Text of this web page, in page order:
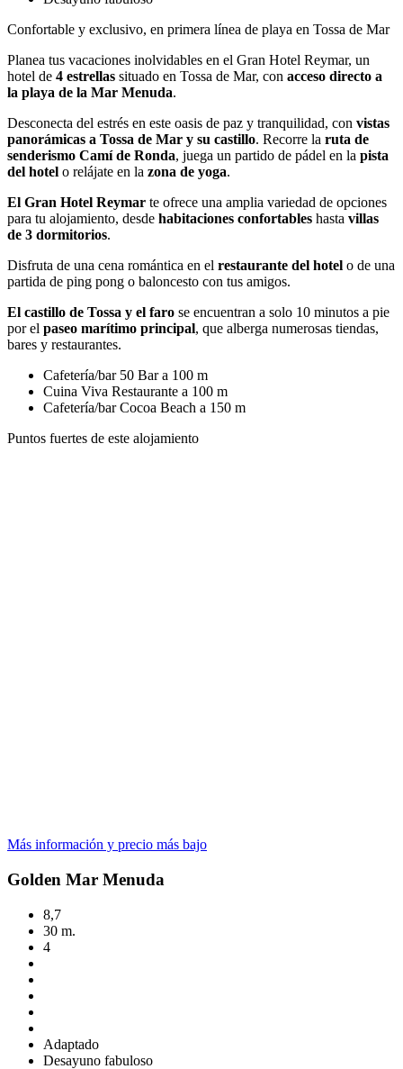
Confortable y exclusivo, en primera línea de playa en Tossa de Mar
Planea tus vacaciones inolvidables en el Gran Hotel Reymar, un
hotel de 4 estrellas situado en Tossa de Mar, con acceso directo a
la playa de la Mar Menuda.
Desconecta del estrés en este oasis de paz y tranquilidad, con vistas
panorámicas a Tossa de Mar y su castillo. Recorre la ruta de
senderismo Camí de Ronda, juega un partido de pádel en la pista
del hotel o relájate en la zona de yoga.
El Gran Hotel Reymar te ofrece una amplia variedad de opciones
para tu alojamiento, desde habitaciones confortables hasta villas
de 3 dormitorios.
Disfruta de una cena romántica en el restaurante del hotel o de una
partida de ping pong o baloncesto con tus amigos.
El castillo de Tossa y el faro se encuentran a solo 10 minutos a pie
por el paseo marítimo principal, que alberga numerosas tiendas,
bares y restaurantes.
Cafetería/bar 50 Bar a 100 m
Cuina Viva Restaurante a 100 m
Cafetería/barCocoa Beach a 150 m
Puntos fuertes de este alojamiento
Más información y precio más bajo
Golden Mar Menuda
8,7
30 m.
4
Adaptado
Desayuno fabuloso